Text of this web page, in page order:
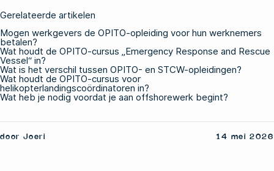
Gerelateerde artikelen
Mogen werkgevers de OPITO-opleiding voor hun werknemers
betalen?
Wat houdt de OPITO-cursus „Emergency Response and Rescue
Vessel“ in?
Wat is het verschil tussen OPITO- en STCW-opleidingen?
Wat houdt de OPITO-cursus voor
helikopterlandingscoördinatoren in?
Wat heb je nodig voordat je aan offshorewerk begint?
door Joeri 14 mei 2026